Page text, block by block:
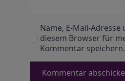
Name, E-Mail-Adresse
diesem Browser für
Kommentar speichern.